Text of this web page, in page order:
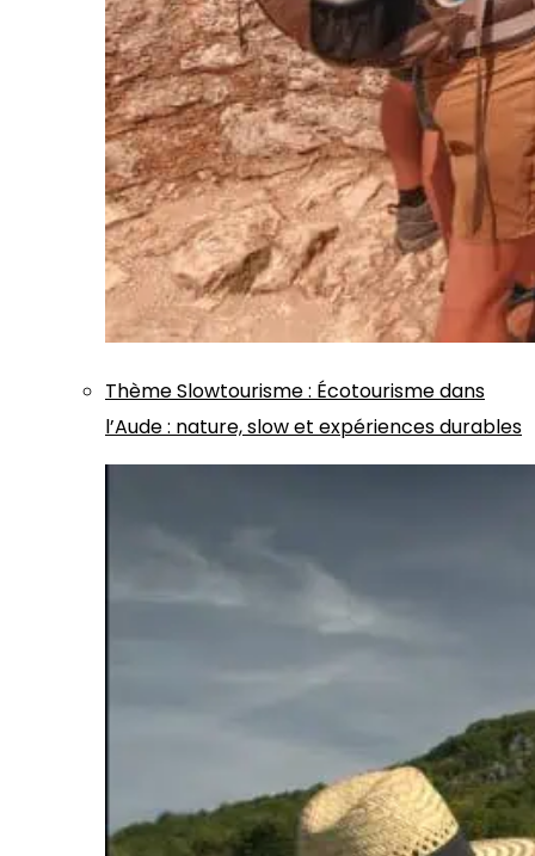
ThèmeSlowtourisme: Écotourisme dans
l’Aude : nature, slow et expériences durables